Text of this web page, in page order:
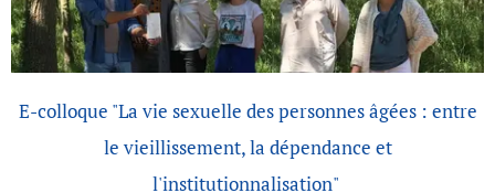
E-colloque "La vie sexuelle des personnes âgées : entre
le vieillissement, la dépendance et
l'institutionnalisation"